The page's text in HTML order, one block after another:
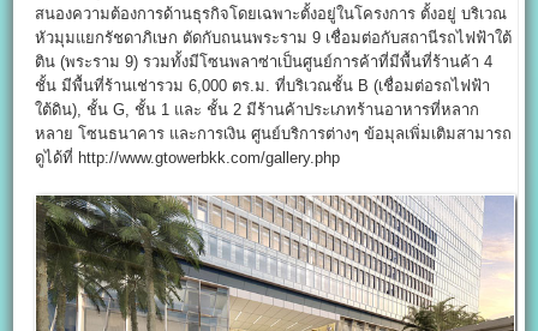
สนองความต้องการด้านธุรกิจโดยเฉพาะตั้งอยู่ในโครงการ ตั้งอยู่ บริเวณ
หัวมุมแยกรัชดาภิเษก ตัดกับถนนพระราม 9 เชื่อมต่อกับสถานีรถไฟฟ้าใต้
ติน (พระราม 9) รวมทั้งมีโซนพลาซ่าเป็นศูนย์การค้าที่มีพื้นที่ร้านค้า 4
ชั้น มีพื้นที่ร้านเช่ารวม 6,000 ตร.ม. ที่บริเวณชั้น B (เชื่อมต่อรถไฟฟ้า
ใต้ดิน), ชั้น G, ชั้น 1 และ ชั้น 2 มีร้านค้าประเภทร้านอาหารที่หลาก
หลาย โซนธนาคาร และการเงิน ศูนย์บริการต่างๆ ข้อมุลเพิ่มเติมสามารถ
ดูได้ที่ http://www.gtowerbkk.com/gallery.php